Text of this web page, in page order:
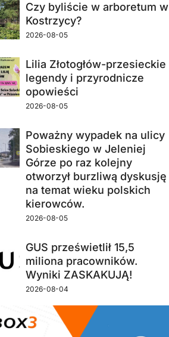
Czy byliście w arboretum w
Kostrzycy?
2026-08-05
Lilia Złotogłów-przesieckie
legendy i przyrodnicze
opowieści
2026-08-05
Poważny wypadek na ulicy
Sobieskiego w Jeleniej
Górze po raz kolejny
otworzył burzliwą dyskusję
na temat wieku polskich
kierowców.
2026-08-05
GUS prześwietlił 15,5
miliona pracowników.
Wyniki ZASKAKUJĄ!
2026-08-04